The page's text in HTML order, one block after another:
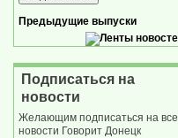
Предыдущие выпуски
Подписаться на
новости
Желающим подписаться на все
новости Говорит Донецк